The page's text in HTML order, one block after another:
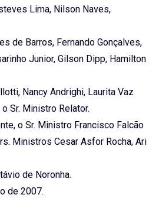
Lima, Nilson Naves,
de Barros, Fernando Gonçalves,
Junior, Gilson Dipp, Hamilton
Nancy Andrighi, Laurita Vaz
Sr. Ministro Relator.
o Sr. Ministro Francisco Falcão
Ministros Cesar Asfor Rocha, Ari
de Noronha.
de 2007.